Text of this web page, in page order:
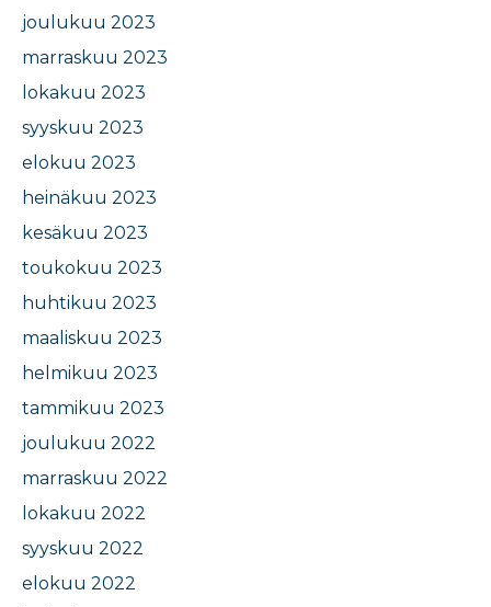
joulukuu 2023
marraskuu 2023
lokakuu 2023
syyskuu 2023
elokuu 2023
heinäkuu 2023
kesäkuu 2023
toukokuu 2023
huhtikuu 2023
maaliskuu 2023
helmikuu 2023
tammikuu 2023
joulukuu 2022
marraskuu 2022
lokakuu 2022
syyskuu 2022
elokuu 2022